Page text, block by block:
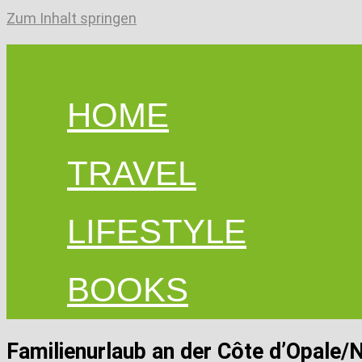
Zum Inhalt springen
HOME
TRAVEL
LIFESTYLE
BOOKS
Familienurlaub an der Côte d’Opale/